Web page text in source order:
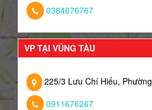
0384676767
VP TẠI VŨNG TÀU
225/3 Lưu Chí Hiếu,
0911676267